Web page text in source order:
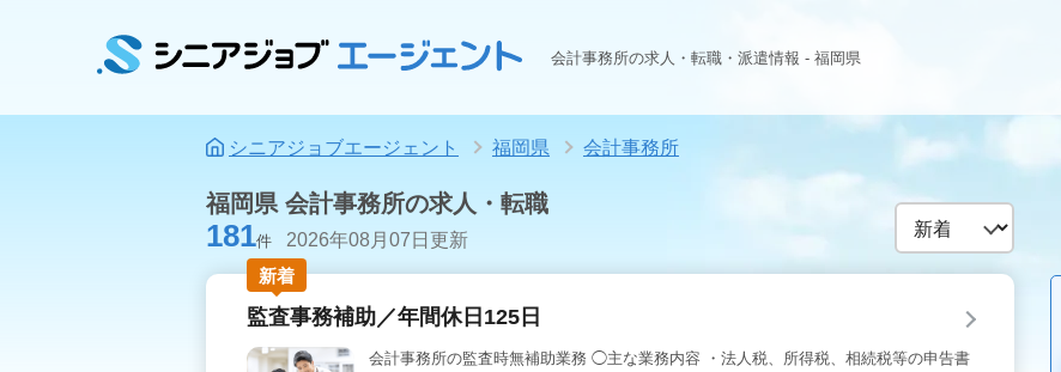
会計事務所の求人・転職・派遣情報 - 福岡県
シニアジョブエージェント 福岡県 会計事務所
福岡県 会計事務所の求人・転職
181件
2026年08月07日更新
新着
監査事務補助／年間休日125日
会計事務所の監査時無補助業務 ◯主な業務内容 ・法人税、所得税、相続税等の申告書